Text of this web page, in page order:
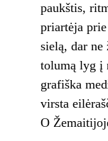
paukštis,
priartėja
sielą, dar
tolumą lyg į
grafiška
virsta
O